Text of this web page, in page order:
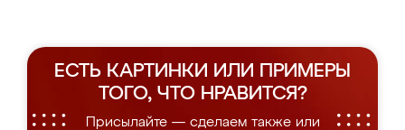
ЕСТЬ КАРТИНКИ ИЛИ ПРИМЕРЫ
ТОГО, ЧТО НРАВИТСЯ?
Присылайте — сделаем также или